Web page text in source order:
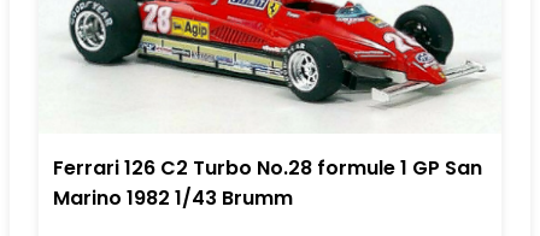
Ferrari 126 C2 Turbo No.28 formule 1 GP San
Marino 1982 1/43 Brumm